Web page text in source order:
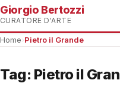
Giorgio Bertozzi
CURATORE D'ARTE
Home Pietro il Grande
Tag: Pietro il